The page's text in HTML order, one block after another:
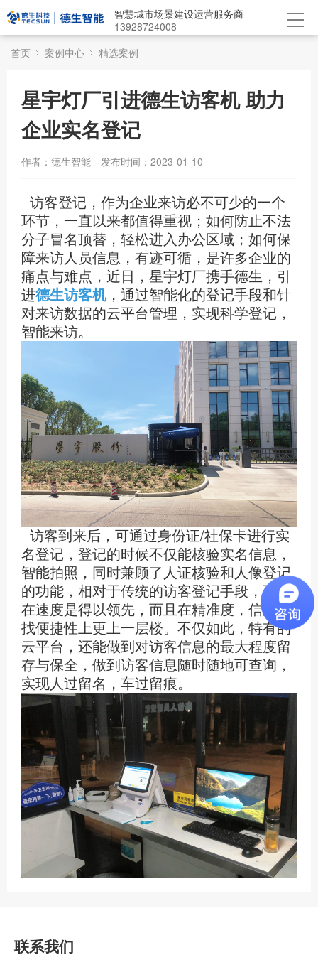
智慧城市场景建设运营服务商
13928724008
首页
案例中心 精选案例
星宇灯厂引进德生访客机 助力
企业实名登记
作者：德生智能 发布时间：2023-01-10
访客登记，作为企业来访必不可少的一个
环节，一直以来都值得重视；如何防止不法
分子冒名顶替，轻松进入办公区域；如何保
障来访人员信息，有迹可循，是许多企业的
痛点与难点，近日，星宇灯厂携手德生，引
进德生访客机，通过智能化的登记手段和针
对来访数据的云平台管理，实现科学登记，
智能来访。
访客到来后，可通过身份证/社保卡进行实
名登记，登记的时候不仅能核验实名信息，
智能拍照，同时兼顾了人证核验和人像登记
的功能，相对于传统的访客登记手段，不但
在速度是得以领先，而且在精准度，信息查
找便捷性上更上一层楼。不仅如此，特有的
云平台，还能做到对访客信息的最大程度留
存与保全，做到访客信息随时随地可查询，
实现人过留名，车过留痕。
联系我们